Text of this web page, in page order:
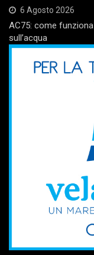
6 Agosto 2026
AC75: come funziona
sull’acqua